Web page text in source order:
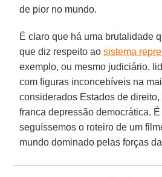
de pior no mundo.
É claro que há uma brutalidade
que diz respeito aosistema
exemplo, ou mesmo judiciário,
com figuras inconcebíveis na
considerados Estados de
franca depressão democrática.
seguíssemos o roteiro de um
mundo dominado pelas forças